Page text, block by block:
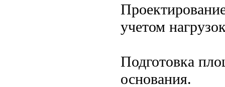
учетом
Подготовка
основания.